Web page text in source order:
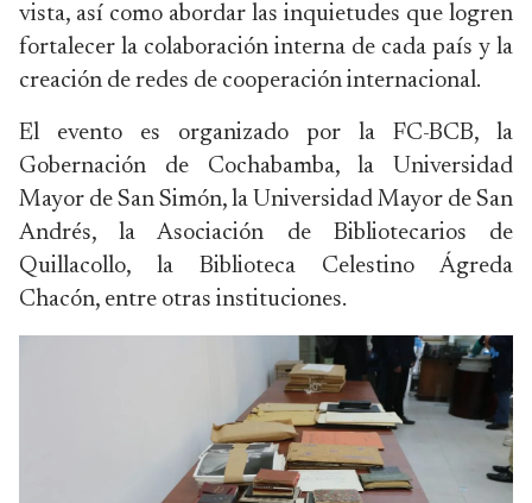
vista, así como abordar las inquietudes que logren
fortalecer la colaboración interna de cada país y la
creación de redes de cooperación internacional.
El evento es organizado por la FC-BCB, la
Gobernación de Cochabamba, la Universidad
Mayor de San Simón, la Universidad Mayor de San
Andrés, la Asociación de Bibliotecarios de
Quillacollo, la Biblioteca Celestino Ágreda
Chacón, entre otras instituciones.